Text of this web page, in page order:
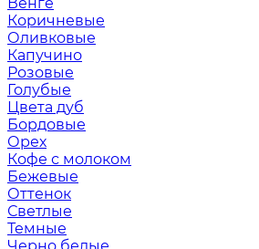
Коричневые
Оливковые
Капучино
Розовые
Голубые
Цвета дуб
Бордовые
Орех
Кофе с молоком
Бежевые
Оттенок
Светлые
Темные